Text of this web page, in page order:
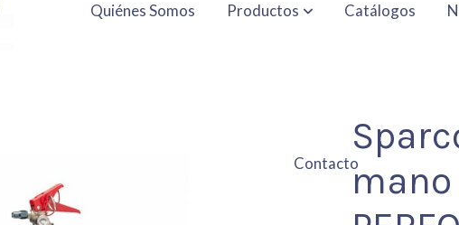
Quiénes Somos Productos Catálogos
Contacto
Novec 2L PERFORMANCE (AFFF)
mano